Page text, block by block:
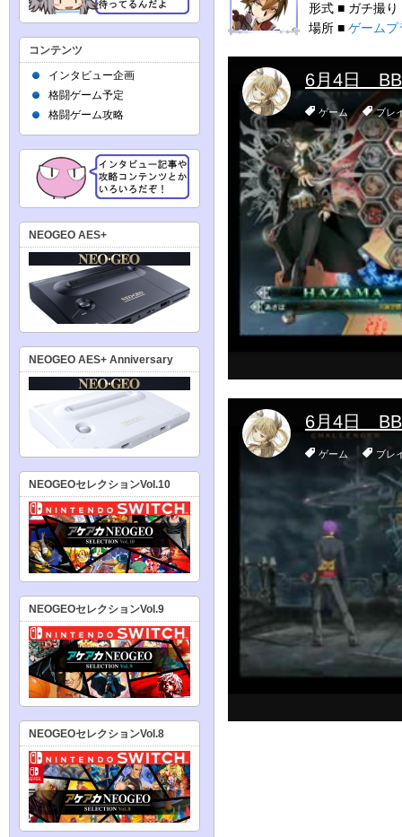
形式 ■ ガチ撮
場所 ■ ゲームプ
コンテンツ
インタビュー企画
格闘ゲーム予定
格闘ゲーム攻略
NEOGEO AES+
NEOGEO AES+ Anniversary
NEOGEOセレクションVol.10
NEOGEOセレクションVol.9
NEOGEOセレクションVol.8